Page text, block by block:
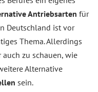
Antriebsarten für
Deutschland ist vor
Thema. Allerdings
zu schauen, wie
Alternative
sein.